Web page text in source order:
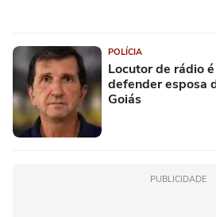
POLÍCIA
Locutor de rádio
defender esposa
Goiás
PUBLICIDADE